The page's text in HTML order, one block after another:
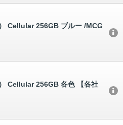
Cellular 256GB ブルー /MCG
Cellular 256GB 各色 【各社